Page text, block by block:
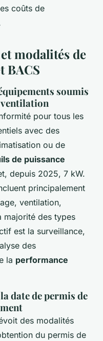
coûts de
modalités de
BACS
soumis
pour tous les
avec des
ou de
de puissance
depuis 2025, 7 kW.
principalement
ventilation,
majorité des types
est la surveillance,
des
la performance
date de permis de
des modalités
du permis de